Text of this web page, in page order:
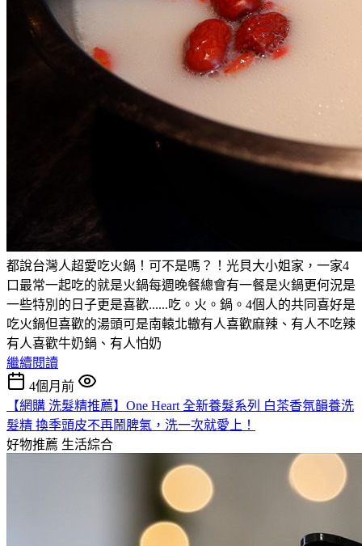
都說台灣人超愛吃火鍋！可不是嗎？！光貝大小姐家，一家4
口最常一起吃的就是火鍋每週晚餐總會有一餐是火鍋更何況是
一些特別的日子更是喜歡......吃。火。鍋。4個人的共同喜好是
吃火鍋但喜歡的湯頭可是南轅北轍有人喜歡麻辣、有人不吃辣
有人喜歡牛奶鍋、有人怕奶
繼續閱讀
4個月前
【網購 洗髮精推薦】One Heart 全新養髮系列 白茶香氛韻養洗
髮精 換季頭皮不再鬧脾氣，洗一次就愛上！
好物推薦 生活綜合